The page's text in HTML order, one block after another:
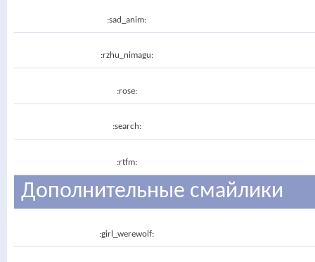
:sad_anim:
:rzhu_nimagu:
:rose:
:search:
:rtfm:
Дополнительные смайлики
:girl_werewolf: